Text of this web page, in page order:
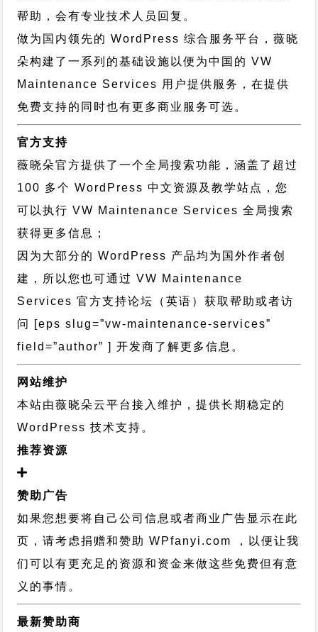
帮助，会有专业技术人员回复。
做为国内领先的 WordPress 综合服务平台，薇晓
朵构建了一系列的基础设施以便为中国的 VW
Maintenance Services 用户提供服务，在提供
免费支持的同时也有更多商业服务可选。
官方支持
薇晓朵官方提供了一个全局搜索功能，涵盖了超过
100 多个 WordPress 中文资源及教学站点，您
可以执行 VW Maintenance Services 全局搜索
获得更多信息；
因为大部分的 WordPress 产品均为国外作者创
建，所以您也可通过VW Maintenance
Services 官方支持论坛
（英语）获取帮助或者访
问 [eps slug=”vw-maintenance-services”
field=”author” ] 开发商了解更多信息。
网站维护
本站由薇晓朵云平台接入维护，提供长期稳定的
WordPress 技术支持 。
推荐资源
赞助广告
如果您想要将自己公司信息或者商业广告显示在此
页，请考虑捐赠和赞助 WPfanyi.com ，以便让我
们可以有更充足的资源和资金来做这些免费但有意
义的事情。
最新赞助商